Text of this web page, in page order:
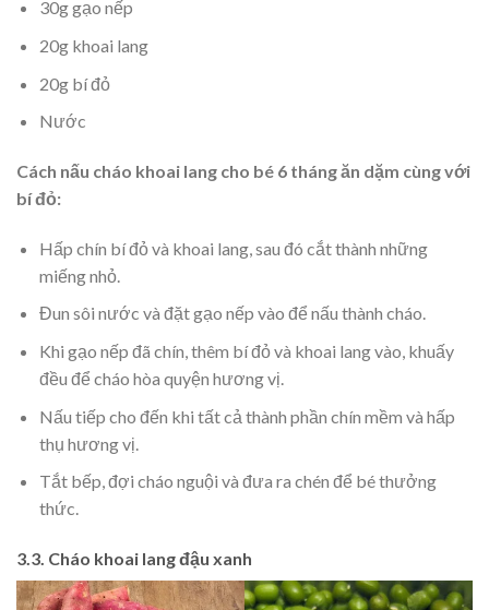
30g gạo nếp
20g khoai lang
20g bí đỏ
Nước
Cách nấu cháo khoai lang cho bé 6 tháng ăn dặm cùng với
bí đỏ:
Hấp chín bí đỏ và khoai lang, sau đó cắt thành những
miếng nhỏ.
Đun sôi nước và đặt gạo nếp vào để nấu thành cháo.
Khi gạo nếp đã chín, thêm bí đỏ và khoai lang vào, khuấy
đều để cháo hòa quyện hương vị.
Nấu tiếp cho đến khi tất cả thành phần chín mềm và hấp
thụ hương vị.
Tắt bếp, đợi cháo nguội và đưa ra chén để bé thưởng
thức.
3.3. Cháo khoai lang đậu xanh